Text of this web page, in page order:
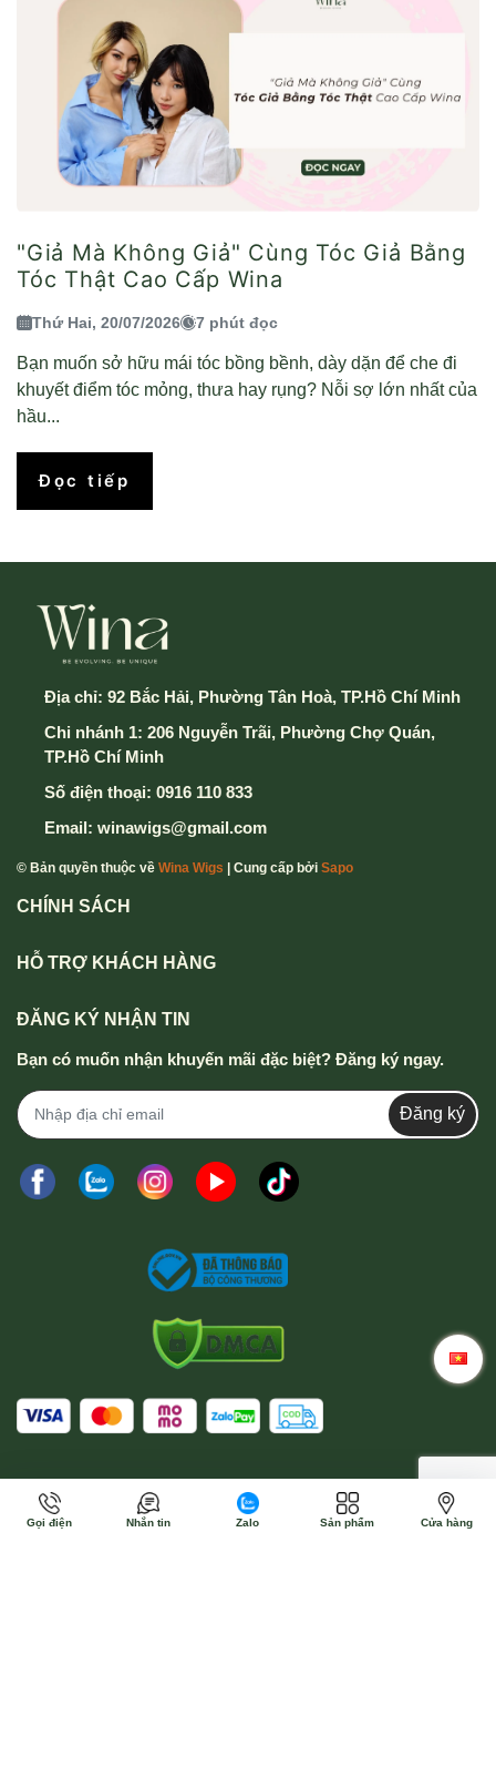
"Giả Mà Không Giả" Cùng Tóc Giả Bằng
Tóc Thật Cao Cấp Wina
Thứ Hai, 20/07/2026 7 phút đọc
Bạn muốn sở hữu mái tóc bồng bềnh, dày dặn để che đi
khuyết điểm tóc mỏng, thưa hay rụng? Nỗi sợ lớn nhất của
hầu...
Đọc tiếp
Địa chỉ: 92 Bắc Hải, Phường Tân Hoà, TP.Hồ Chí Minh
Chi nhánh 1: 206 Nguyễn Trãi, Phường Chợ Quán,
TP.Hồ Chí Minh
Số điện thoại: 0916 110 833
Email: winawigs@gmail.com
© Bản quyền thuộc về Wina Wigs | Cung cấp bởi Sapo
CHÍNH SÁCH
HỖ TRỢ KHÁCH HÀNG
ĐĂNG KÝ NHẬN TIN
Bạn có muốn nhận khuyến mãi đặc biệt? Đăng ký ngay.
Đăng ký
Gọi điện Nhắn tin Zalo Sản phẩm Cửa hàng